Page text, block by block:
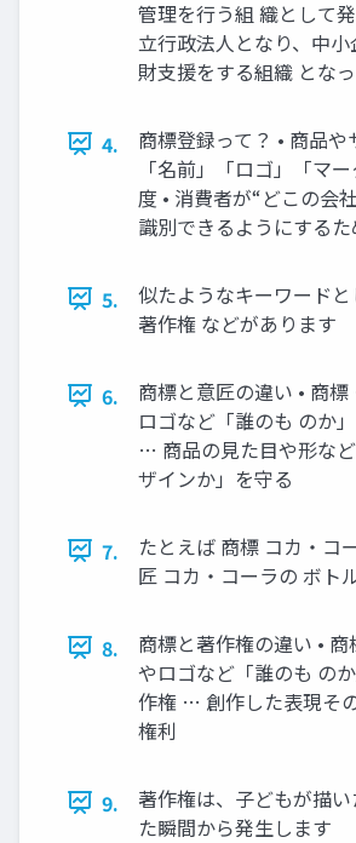
管理を行う組 織として
立行政法人となり、中
財支援をする組織 とな
4.
商標登録って？ • 商品や
「名前」「ロゴ」「マ
度 • 消費者が“どこの会
識別できるようにする
5.
似たようなキーワード
著作権 などがあります
6.
商標と意匠の違い • 商
ロゴなど「誰のも のか
… 商品の見た目や形な
ザインか」を守る
7.
たとえば 商標 コカ・コ
匠 コカ・コーラの ボト
8.
商標と著作権の違い •
やロゴなど「誰のも の
作権 … 創作した表現そ
権利
9.
著作権は、子どもが描
た瞬間から発生します